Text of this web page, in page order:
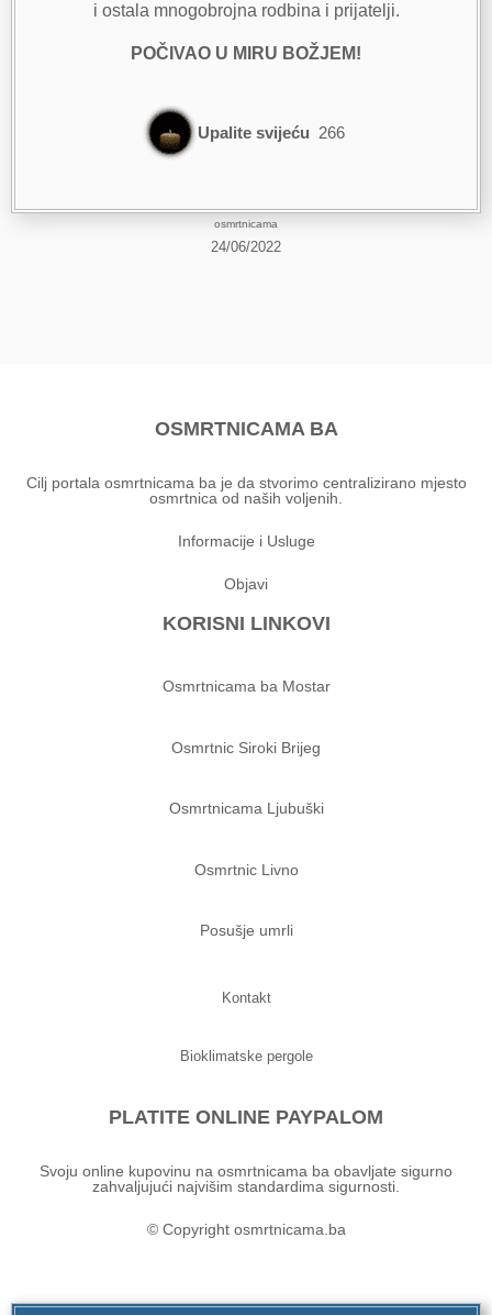
i ostala mnogobrojna rodbina i prijatelji.
POČIVAO U MIRU BOŽJEM!
Upalite svijeću 266
osmrtnicama
24/06/2022
OSMRTNICAMA BA
Cilj portala osmrtnicama ba je da stvorimo centralizirano mjesto
osmrtnica od naših voljenih.
Informacije i Usluge
Objavi
KORISNI LINKOVI
Osmrtnicama ba Mostar
Osmrtnic Siroki Brijeg
Osmrtnicama Ljubuški
Osmrtnic Livno
Posušje umrli
Kontakt
Bioklimatske pergole
PLATITE ONLINE PAYPALOM
Svoju online kupovinu na osmrtnicama ba obavljate sigurno
zahvaljujući najvišim standardima sigurnosti.
© Copyright osmrtnicama.ba